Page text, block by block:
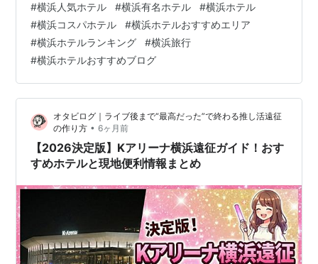
て、思い出に残る横浜（Yokohama）旅行を実現しまし
ょう。 確実な価格保証！ Agoda 最安値で安心予約
Agodaは最低価格保障制で旅行客が安心して宿を予約で
きるようサポートします。 そのため、旅行の準備をする
際に、多くの方々がAgodaを通じて最安値で宿泊施設を
予約しています。 …
#横浜人気ホテル #横浜有名ホテル #横浜ホテル
#横浜コスパホテル #横浜ホテルおすすめエリア
#横浜ホテルランキング #横浜旅行
#横浜ホテルおすすめブログ
オタビログ｜ライブ後まで“最高だった”で終わる推し活遠征
の作り方 • 6ヶ月前
【2026決定版】Kアリーナ横浜遠征ガイド！おす
すめホテルと現地便利情報まとめ